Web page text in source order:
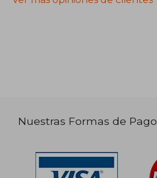
Nuestras Formas de Pago